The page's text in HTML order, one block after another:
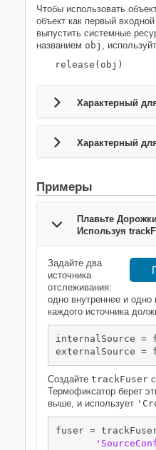
Чтобы использовать
объект как первый
выпустить системные
названием obj ,
release(obj)
Характерный
Характерный
Примеры
Плавьте
Используя
Задайте два
источника
отслеживания:
одно внутреннее и одно
каждого источника
internalSource =
externalSource =
Создайте trackFuser с
Термофиксатор берет
выше, и использует
fuser =